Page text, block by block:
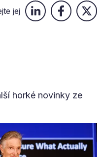
jej
horké novinky ze